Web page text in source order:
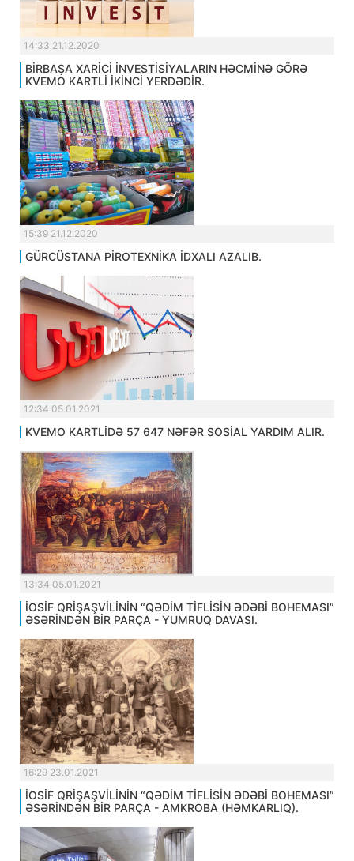
14:33 21.12.2020
BİRBAŞA XARİCİ İNVESTİSİYALARIN HƏCMİNƏ GÖRƏ
KVEMO KARTLİ İKİNCİ YERDƏDİR.
15:39 21.12.2020
GÜRCÜSTANA PİROTEXNİKA İDXALI AZALIB.
12:34 05.01.2021
KVEMO KARTLİDƏ 57 647 NƏFƏR SOSİAL YARDIM ALIR.
13:34 05.01.2021
İOSİF QRİŞAŞVİLİNİN “QƏDİM TİFLİSİN ƏDƏBİ BOHEMASI”
ƏSƏRİNDƏN BİR PARÇA - YUMRUQ DAVASI.
16:29 23.01.2021
İOSİF QRİŞAŞVİLİNİN “QƏDİM TİFLİSİN ƏDƏBİ BOHEMASI”
ƏSƏRİNDƏN BİR PARÇA - AMKROBA (HƏMKARLIQ).